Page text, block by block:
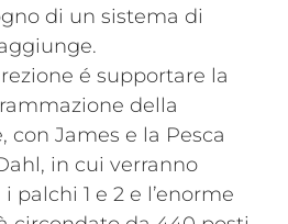
di un sistema di
é supportare la
della
con James e la Pesca
in cui verranno
1 e 2 e l’enorme